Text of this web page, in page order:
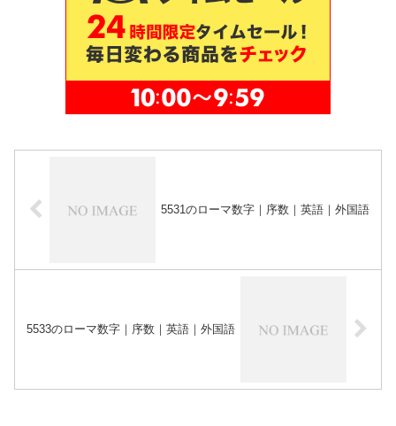
5531のローマ数字｜序数｜英語｜外国語
5533のローマ数字｜序数｜英語｜外国語